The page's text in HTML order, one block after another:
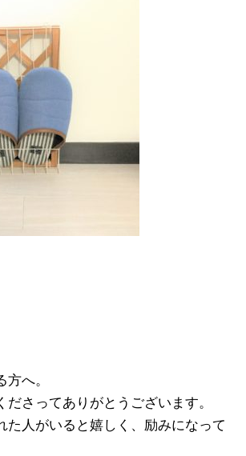
へ。
ださってありがとうございます。
た人がいると嬉しく、励みになって